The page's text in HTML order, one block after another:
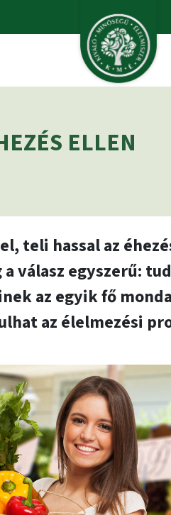
ELLEN
teli hassal az
válasz egyszerű:
az egyik fő
az élelmezési